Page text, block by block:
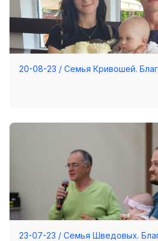
Прославление
Библия
Воскресная
школа
Пожертвования
20-08-23 / Семья Кривошей.
23-07-23 / Семья Шведовых.